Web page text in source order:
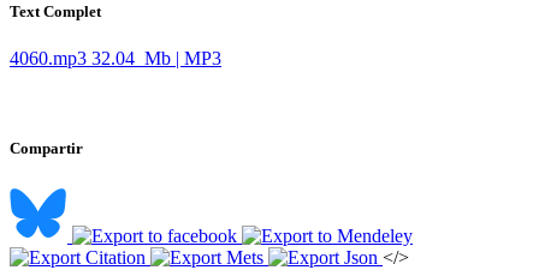
Text Complet
4060.mp3 32.04 Mb | MP3
Compartir
</>